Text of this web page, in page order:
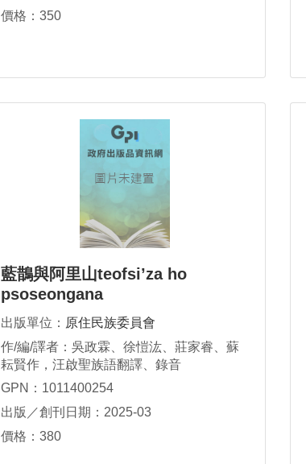
價格：350
藍鵲與阿里山teofsi’za ho
psoseongana
出版單位： 原住民族委員會
作/編/譯者：吳政霖、徐愷汯、莊家睿、蘇
耘賢作，汪啟聖族語翻譯、錄音
GPN：1011400254
出版／創刊日期：2025-03
價格：380